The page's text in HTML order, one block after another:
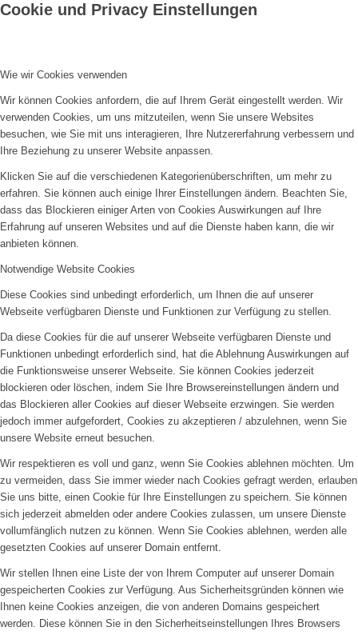
Cookie und Privacy Einstellungen
Wie wir Cookies verwenden
Wir können Cookies anfordern, die auf Ihrem Gerät eingestellt werden. Wir
verwenden Cookies, um uns mitzuteilen, wenn Sie unsere Websites
besuchen, wie Sie mit uns interagieren, Ihre Nutzererfahrung verbessern und
Ihre Beziehung zu unserer Website anpassen.
Klicken Sie auf die verschiedenen Kategorienüberschriften, um mehr zu
erfahren. Sie können auch einige Ihrer Einstellungen ändern. Beachten Sie,
dass das Blockieren einiger Arten von Cookies Auswirkungen auf Ihre
Erfahrung auf unseren Websites und auf die Dienste haben kann, die wir
anbieten können.
Notwendige Website Cookies
Diese Cookies sind unbedingt erforderlich, um Ihnen die auf unserer
Webseite verfügbaren Dienste und Funktionen zur Verfügung zu stellen.
Da diese Cookies für die auf unserer Webseite verfügbaren Dienste und
Funktionen unbedingt erforderlich sind, hat die Ablehnung Auswirkungen auf
die Funktionsweise unserer Webseite. Sie können Cookies jederzeit
blockieren oder löschen, indem Sie Ihre Browsereinstellungen ändern und
das Blockieren aller Cookies auf dieser Webseite erzwingen. Sie werden
jedoch immer aufgefordert, Cookies zu akzeptieren / abzulehnen, wenn Sie
unsere Website erneut besuchen.
Wir respektieren es voll und ganz, wenn Sie Cookies ablehnen möchten. Um
zu vermeiden, dass Sie immer wieder nach Cookies gefragt werden, erlauben
Sie uns bitte, einen Cookie für Ihre Einstellungen zu speichern. Sie können
sich jederzeit abmelden oder andere Cookies zulassen, um unsere Dienste
vollumfänglich nutzen zu können. Wenn Sie Cookies ablehnen, werden alle
gesetzten Cookies auf unserer Domain entfernt.
Wir stellen Ihnen eine Liste der von Ihrem Computer auf unserer Domain
gespeicherten Cookies zur Verfügung. Aus Sicherheitsgründen können wie
Ihnen keine Cookies anzeigen, die von anderen Domains gespeichert
werden. Diese können Sie in den Sicherheitseinstellungen Ihres Browsers